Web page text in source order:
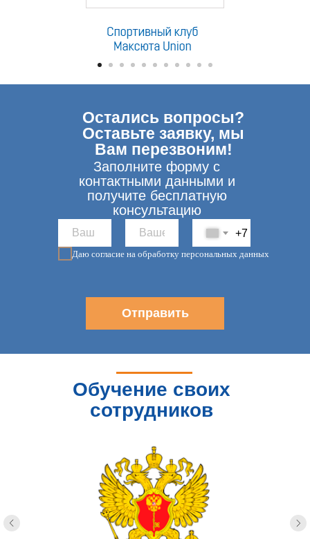
+7
Даю согласие на обработку персональных данных
Отправить
Остались вопросы?
Оставьте заявку, мы
Вам перезвоним!
Заполните форму с
контактными данными и
получите бесплатную
консультацию
Обучение своих
сотрудников